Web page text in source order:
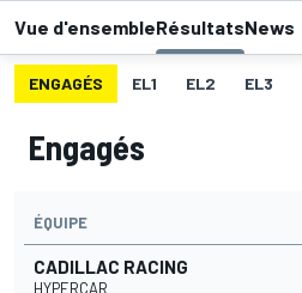
Vue d'ensembleRésultatsNews
ENGAGÉS EL1 EL2 EL3
Engagés
ÉQUIPE
CADILLAC RACING
HYPERCAR